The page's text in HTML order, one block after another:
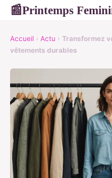
📰Printemps
Accueil › Actu › Transformez
vêtements durables